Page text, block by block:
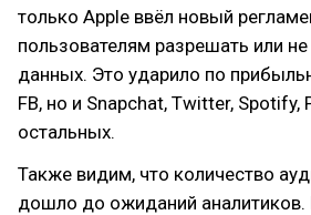
только Apple ввёл новый
пользователям разрешать или
данных. Это ударило по
FB, но и Snapchat, Twitter,
остальных.
Также видим, что количество
дошло до ожиданий